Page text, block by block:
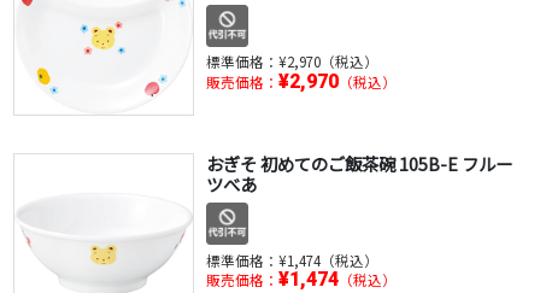
標準価格： ¥2,970（税込）
販売価格： ¥2,970（税込）
おぎそ 初めてのご飯茶碗 105B-E フルー
ツべあ
標準価格： ¥1,474（税込）
販売価格： ¥1,474（税込）